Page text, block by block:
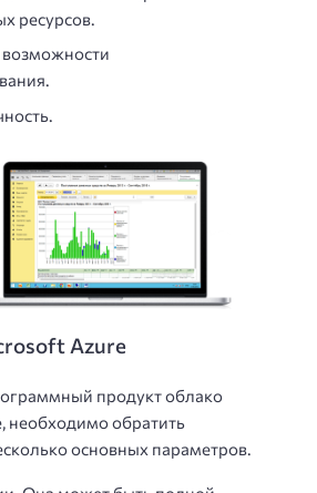
ресурсов.
Azure
продуктоблако
необходимо обратить
основных параметров.